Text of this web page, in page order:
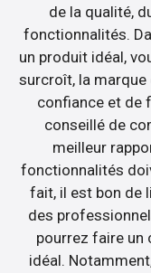
de la qualité,
fonctionnalités.
un produit idéal,
surcroît, la marque
confiance et de
conseillé de
meilleur
fonctionnalités
fait, il est bon de
des
pourrez faire un
idéal.